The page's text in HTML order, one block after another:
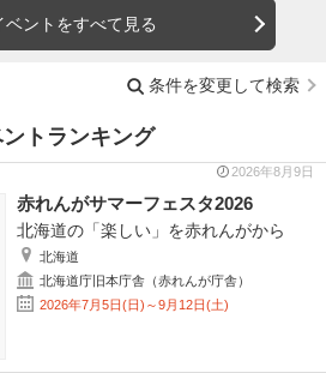
ベントをすべて見る
条件を変更して検索
トランキング
2026年8月9日
赤れんがサマーフェスタ2026
北海道の「楽しい」を赤れんがから
北海道
北海道庁旧本庁舎（赤れんが庁舎）
2026年7月5日(日)～9月12日(土)